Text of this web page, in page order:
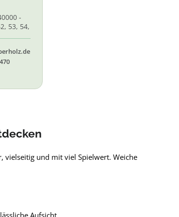
-
53, 54,
vielseitig und mit viel Spielwert. Weiche
Aufsicht.